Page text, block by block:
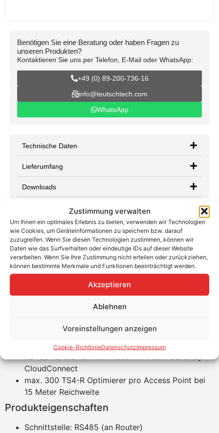
Zustimmung verwalten
Um Ihnen ein optimales Erlebnis zu bieten, verwenden wir Technologien
wie Cookies, um Geräteinformationen zu speichern bzw. darauf
zuzugreifen. Wenn Sie diesen Technologien zustimmen, können wir
Daten wie das Surfverhalten oder eindeutige IDs auf dieser Website
verarbeiten. Wenn Sie Ihre Zustimmung nicht erteilen oder zurückziehen,
können bestimmte Merkmale und Funktionen beeinträchtigt werden.
Akzeptieren
Ablehnen
Voreinstellungen anzeigen
Cookie-RichtlinieDatenschutzImpressum
Technische Daten
Lieferumfang
Downloads
Benötigen Sie eine Beratung oder haben Fragen zu
unseren Produkten?
Kontaktieren Sie uns per Telefon, E-Mail oder WhatsApp:
+49 (0) 89-200-736-16
info@teutschtech.com
WhatsApp
Tigo TAP
Das reguläre Tigo Cloud Connect Advanced Kit
beinhaltet bereits einen Access Point welcher in einem
Radius von 15 m die Daten der Optimierer empfängt.
Wenn Ihr Modulfeld größer ist wird dieser zusätzliche
Vorteile TAP – Tigo Access Point
CloudConnect
max. 300 TS4-R Optimierer pro Access Point bei
15 Meter Reichweite
Produkteigenschaften
Schnittstelle: RS485 (an Router)